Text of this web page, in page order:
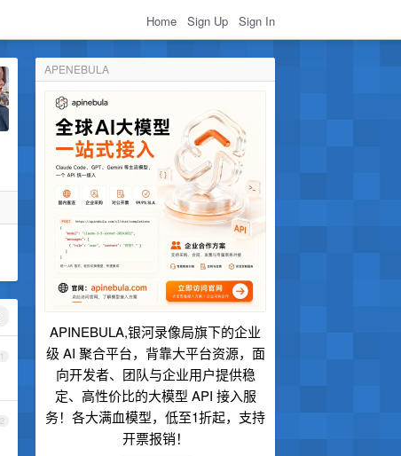
Home Sign Up Sign In
APENEBULA
APINEBULA,银河录像局旗下的企业
级 AI 聚合平台，背靠大平台资源，面
向开发者、团队与企业用户提供稳
定、高性价比的大模型 API 接入服
务！各大满血模型，低至1折起，支持
开票报销！
1
2